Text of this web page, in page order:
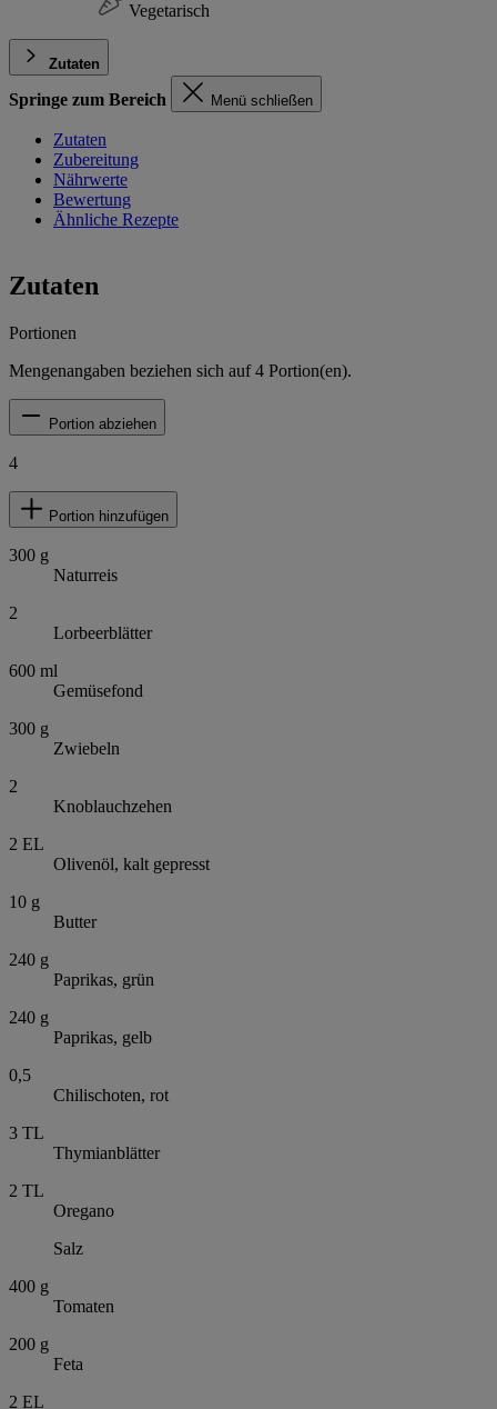
Vegetarisch
Zutaten
Springe zum Bereich Menü schließen
Zutaten
Zubereitung
Nährwerte
Bewertung
Ähnliche Rezepte
Zutaten
Portionen
Mengenangaben beziehen sich auf4 Portion(en).
Portion abziehen
4
Portion hinzufügen
300 g
Naturreis
2
Lorbeerblätter
600 ml
Gemüsefond
300 g
Zwiebeln
2
Knoblauchzehen
2 EL
Olivenöl, kalt gepresst
10 g
Butter
240 g
Paprikas, grün
240 g
Paprikas, gelb
0,5
Chilischoten, rot
3 TL
Thymianblätter
2 TL
Oregano
Salz
400 g
Tomaten
200 g
Feta
2 EL